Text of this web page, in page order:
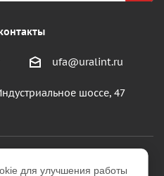
ufa@uralint.ru
шоссе, 47
для улучшения работы